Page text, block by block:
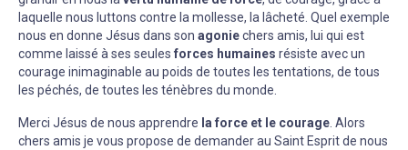
laquelle nous luttons contre la mollesse, la lâcheté. Quel exemple
nous en donne Jésus dans son agoniechers amis, lui qui est
comme laissé à ses seules forces humaines résiste avec un
courage inimaginable au poids de toutes les tentations, de tous
les péchés, de toutes les ténèbres du monde.
Merci Jésus de nous apprendre la force et le courage. Alors
chers amis je vous propose de demander au Saint Esprit de nous